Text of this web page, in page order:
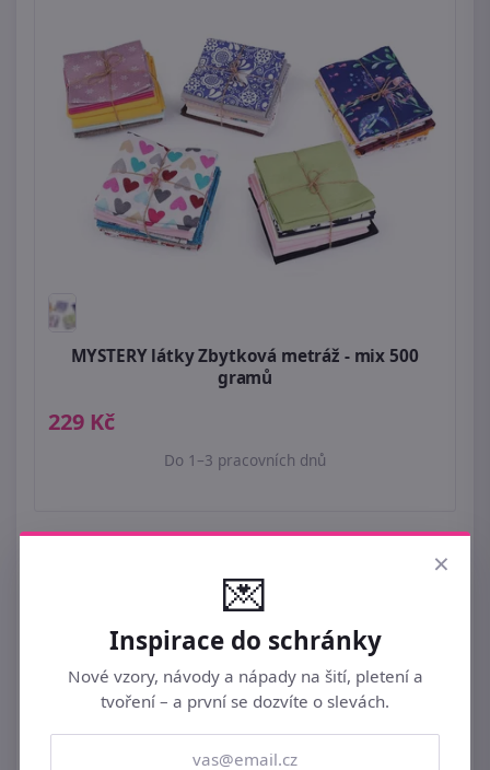
MYSTERY látky Zbytková metráž - mix 500
gramů
229 Kč
Do 1–3 pracovních dnů
×
💌
Inspirace do schránky
Nové vzory, návody a nápady na šití, pletení a
tvoření – a první se dozvíte o slevách.